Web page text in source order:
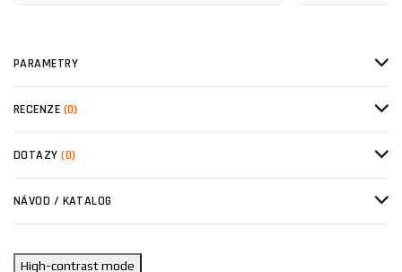
PARAMETRY
RECENZE (0)
DOTAZY(0)
NÁVOD / KATALOG
High-contrast mode